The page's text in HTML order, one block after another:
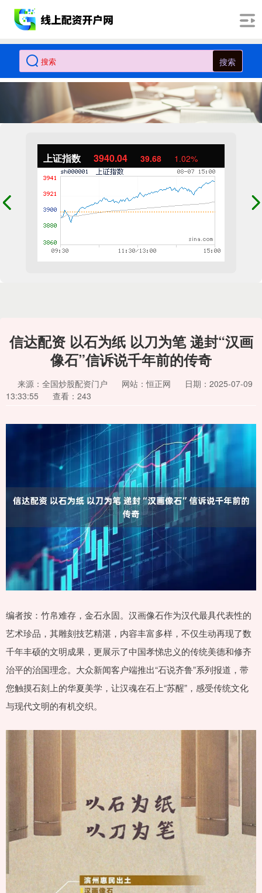
搜索
上证指数 3940.04 39.68 1.02%
信达配资 以石为纸 以刀为笔 递封“汉画
像石”信诉说千年前的传奇
来源：全国炒股配资门户 网站：恒正网
日期：2025-07-09
13:33:55
查看：243
编者按：竹帛难存，金石永固。汉画像石作为汉代最具代表性的
艺术珍品，其雕刻技艺精湛，内容丰富多样，不仅生动再现了数
千年丰硕的文明成果，更展示了中国孝悌忠义的传统美德和修齐
治平的治国理念。大众新闻客户端推出“石说齐鲁”系列报道，带
您触摸石刻上的华夏美学，让汉魂在石上“苏醒”，感受传统文化
与现代文明的有机交织。